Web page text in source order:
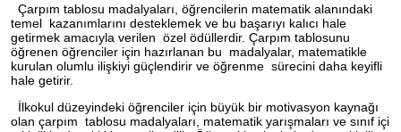
Çarpım tablosu madalyaları, öğrencilerin matematik alanındaki
temel kazanımlarını desteklemek ve bu başarıyı kalıcı hale
getirmek amacıyla verilen özel ödüllerdir. Çarpım tablosunu
öğrenen öğrenciler için hazırlanan bu madalyalar, matematikle
kurulan olumlu ilişkiyi güçlendirir ve öğrenme sürecini daha keyifli
hale getirir.
İlkokul düzeyindeki öğrenciler için büyük bir motivasyon kaynağı
olan çarpım tablosu madalyaları, matematik yarışmaları ve sınıf içi